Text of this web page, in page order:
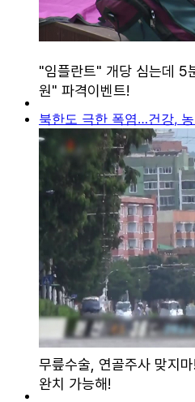
북한도 극한 폭염…건강,